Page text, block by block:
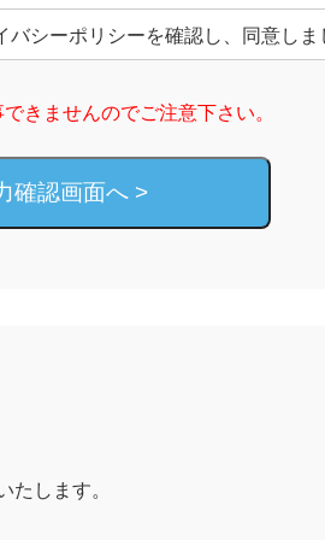
バシーポリシーを確認し、同意し
きませんのでご注意下さい。
確認画面へ >
します。